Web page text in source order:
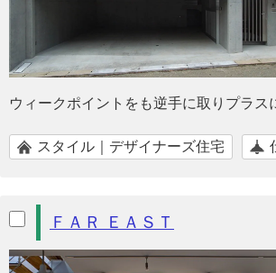
ウィークポイントをも逆手に取りプラ
スタイル｜デザイナーズ住宅
ＦＡＲ ＥＡＳＴ